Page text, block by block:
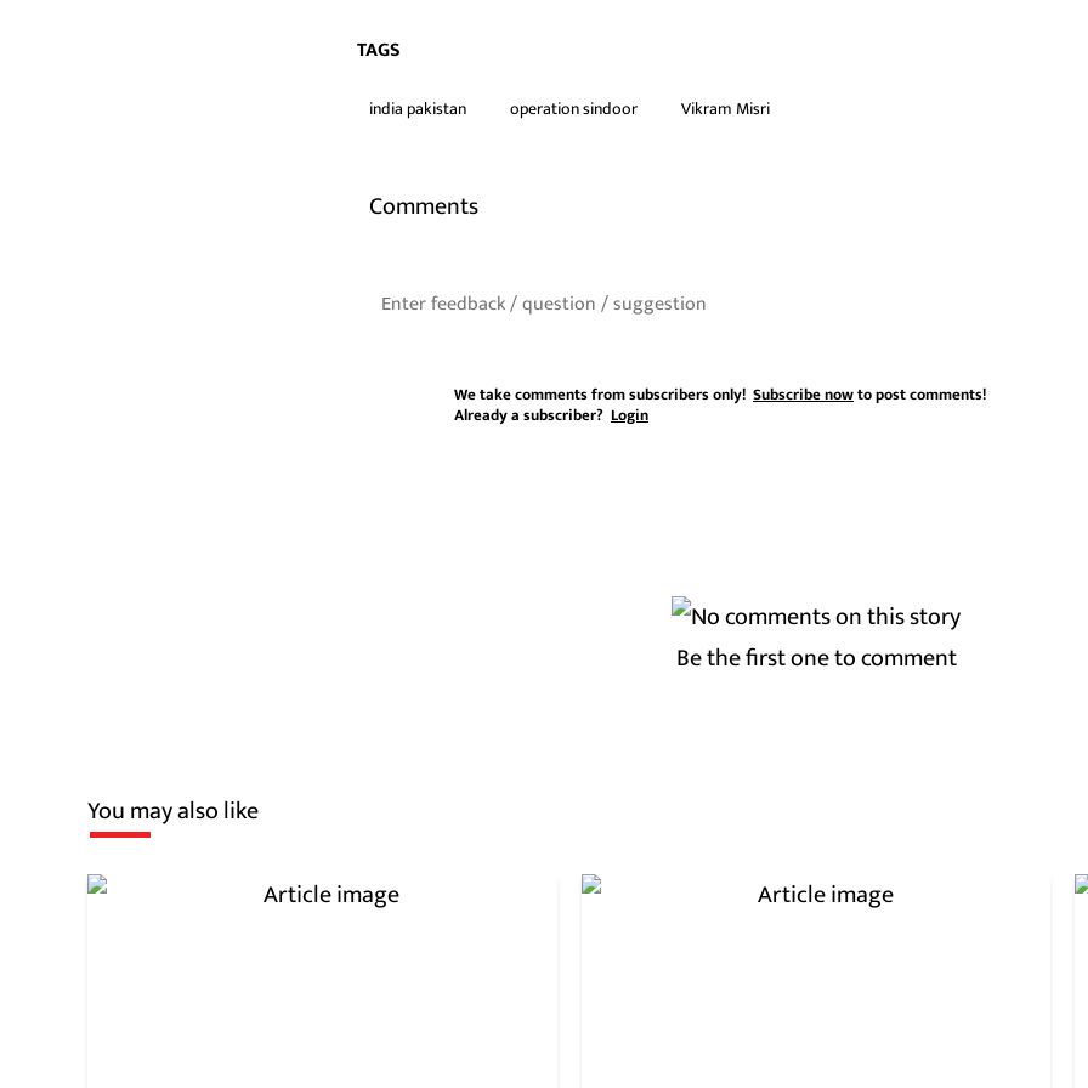
TAGS
india pakistan operation sindoor Vikram Misri
Comments
We take comments from subscribers only! Subscribe nowto post comments!
Already a subscriber? Login
Be the first one to comment
You may also like